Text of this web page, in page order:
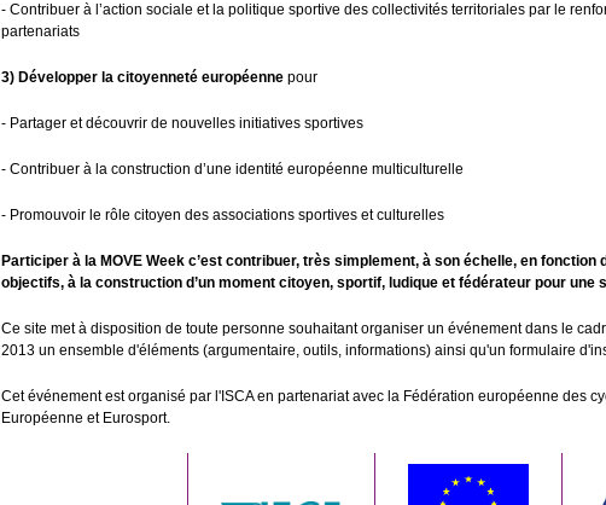
- Contribuer à l’action sociale et la politique sportive des collectivités territoriales par le
partenariats
3) Développer la citoyenneté européenne pour
- Partager et découvrir de nouvelles initiatives sportives
- Contribuer à la construction d’une identité européenne multiculturelle
- Promouvoir le rôle citoyen des associations sportives et culturelles
Participer à la MOVE Week c’est contribuer, très simplement, à son échelle, en fonction
objectifs, à la construction d’un moment citoyen, sportif, ludique et fédérateur pour une
Ce site met à disposition de toute personne souhaitant organiser un événement dans le
2013 un ensemble d'éléments (argumentaire, outils, informations) ainsi qu'un formulaire
Cet événement est organisé par l'ISCA en partenariat avec la Fédération européenne des
Européenne et Eurosport.